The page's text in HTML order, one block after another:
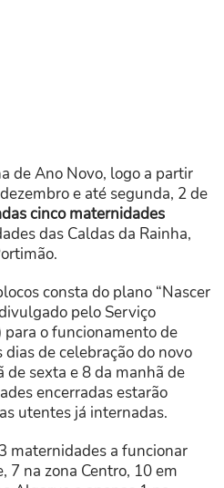
de Ano Novo, logo a partir
e até segunda, 2 de
cinco maternidades
das Caldas da Rainha,
consta do plano “Nascer
pelo Serviço
para o funcionamento de
de celebração do novo
de sexta e 8 da manhã de
encerradas estarão
utentes já internadas.
maternidades a funcionar
7 na zona Centro, 10 em